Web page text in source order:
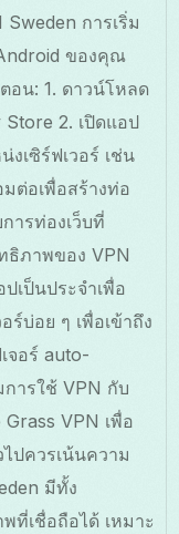
การเริ่ม
ของคุณ
อน: 1. ดาวน์โหลด
2. เปิดแอป
เซิร์ฟเวอร์ เช่น
ต่อเพื่อสร้างท่อ
ารท่องเว็บที่
ธิภาพของ VPN
เป็นประจำเพื่อ
ร์บ่อย ๆ เพื่อเข้าถึง
จอร์ auto-
การใช้ VPN กับ
VPN เพื่อ
ปควรเน้นความ
มีทั้ง
ที่เชื่อถือได้ เหมาะ